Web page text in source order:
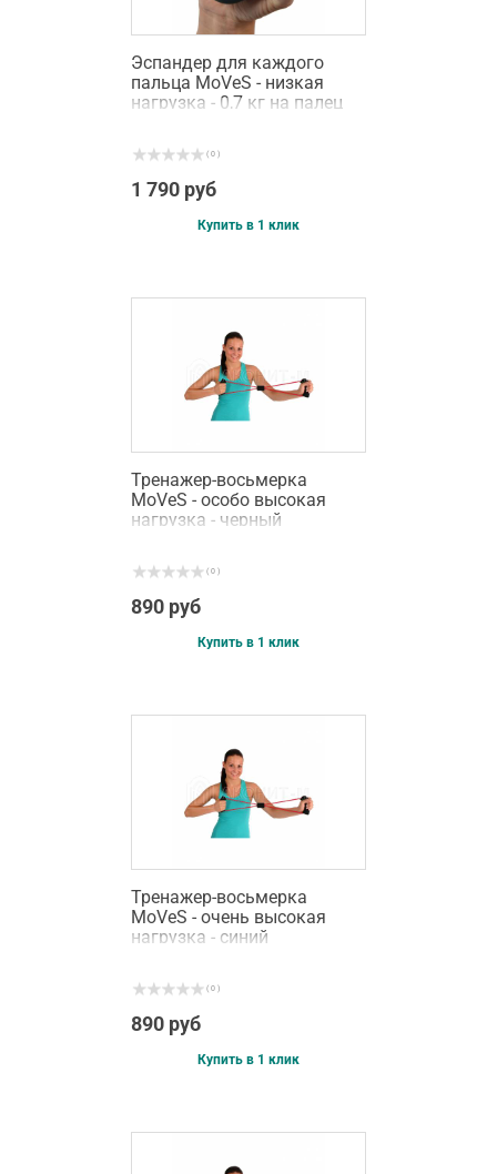
Эспандер для каждого
пальца MoVeS - низкая
нагрузка - 0,7 кг на палец
( 0 )
1 790 руб
Купить в 1 клик
Тренажер-восьмерка
MoVeS - особо высокая
нагрузка - черный
( 0 )
890 руб
Купить в 1 клик
Тренажер-восьмерка
MoVeS - очень высокая
нагрузка - синий
( 0 )
890 руб
Купить в 1 клик